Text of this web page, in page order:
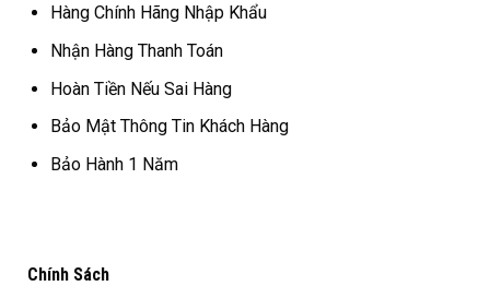
Hàng Chính Hãng Nhập Khẩu
Nhận Hàng Thanh Toán
Hoàn Tiền Nếu Sai Hàng
Bảo Mật Thông Tin Khách Hàng
Bảo Hành 1 Năm
Chính Sách